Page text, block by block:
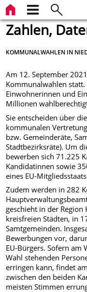
Zahlen,
KOMMUNALWAHLEN IN
Am 12. September
Kommunalwahlen
Einwohnerinnen und
Millionen
Sie entscheiden über
kommunalen
bzw. Gemeinderäte,
Stadtbezirksräte). Um
bewerben sich 71.225
Kandidatinnen sowie
eines EU-
Zudem werden in 282
geschieht in der
kreisfreien Städten, in
Samtgemeinden.
Bewerbungen vor,
EU-Bürgers. Sofern am
Wahl stehenden
erringen kann, findet
zwischen den beiden
meisten Stimmen